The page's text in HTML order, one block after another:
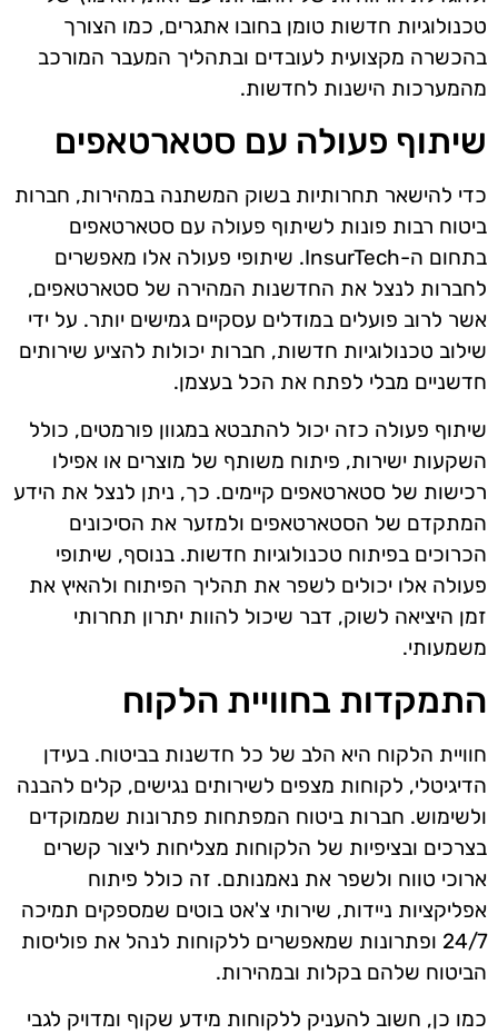
טכנולוגיות חדשות טומן בחובו אתגרים, כמו הצורך
בהכשרה מקצועית לעובדים ובתהליך המעבר המורכב
מהמערכות הישנות לחדשות.
שיתוף פעולה עם סטארטאפים
כדי להישאר תחרותיות בשוק המשתנה במהירות, חברות
ביטוח רבות פונות לשיתוף פעולה עם סטארטאפים
בתחום ה-InsurTech. שיתופי פעולה אלו מאפשרים
לחברות לנצל את החדשנות המהירה של סטארטאפים,
אשר לרוב פועלים במודלים עסקיים גמישים יותר. על ידי
שילוב טכנולוגיות חדשות, חברות יכולות להציע שירותים
חדשניים מבלי לפתח את הכל בעצמן.
שיתוף פעולה כזה יכול להתבטא במגוון פורמטים, כולל
השקעות ישירות, פיתוח משותף של מוצרים או אפילו
רכישות של סטארטאפים קיימים. כך, ניתן לנצל את הידע
המתקדם של הסטארטאפים ולמזער את הסיכונים
הכרוכים בפיתוח טכנולוגיות חדשות. בנוסף, שיתופי
פעולה אלו יכולים לשפר את תהליך הפיתוח ולהאיץ את
זמן היציאה לשוק, דבר שיכול להוות יתרון תחרותי
משמעותי.
התמקדות בחוויית הלקוח
חוויית הלקוח היא הלב של כל חדשנות בביטוח. בעידן
הדיגיטלי, לקוחות מצפים לשירותים נגישים, קלים להבנה
ולשימוש. חברות ביטוח המפתחות פתרונות שממוקדים
בצרכים ובציפיות של הלקוחות מצליחות ליצור קשרים
ארוכי טווח ולשפר את נאמנותם. זה כולל פיתוח
אפליקציות ניידות, שירותי צ'אט בוטים שמספקים תמיכה
24/7 ופתרונות שמאפשרים ללקוחות לנהל את פוליסות
הביטוח שלהם בקלות ובמהירות.
כמו כן, חשוב להעניק ללקוחות מידע שקוף ומדויק לגבי